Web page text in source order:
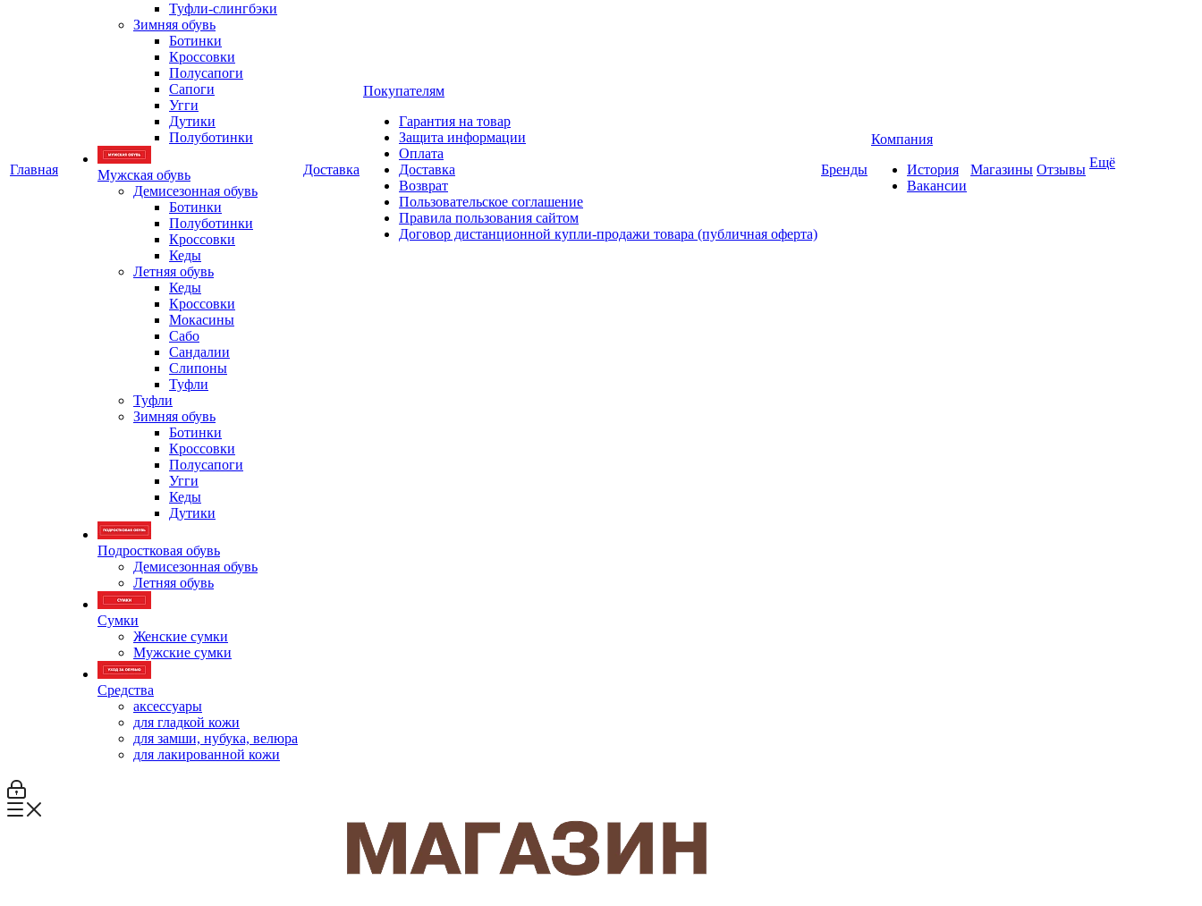
Главная
Туфли-слингбэки
Зимняя обувь
Ботинки
Кроссовки
Полусапоги
Сапоги
Угги
Дутики
Полуботинки
Мужская обувь
Демисезонная обувь
Ботинки
Полуботинки
Кроссовки
Кеды
Летняя обувь
Кеды
Кроссовки
Мокасины
Сабо
Сандалии
Слипоны
Туфли
Туфли
Зимняя обувь
Ботинки
Кроссовки
Полусапоги
Угги
Кеды
Дутики
Подростковая обувь
Демисезонная обувь
Летняя обувь
Сумки
Женские сумки
Мужские сумки
Средства
аксессуары
для гладкой кожи
для замши, нубука, велюра
для лакированной кожи
Доставка
Покупателям
Гарантия на товар
Защита информации
Оплата
Доставка
Возврат
Пользовательское соглашение
Правила пользования сайтом
Договор дистанционной купли-продажи товара (публичная оферта)
Бренды
Компания
История
Вакансии
Магазины Отзывы Ещё